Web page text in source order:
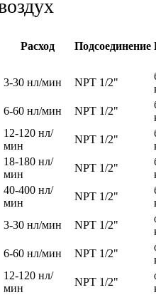
Расход Подсоединение
3-30 нл/мин NPT 1/2"
6-60 нл/мин NPT 1/2"
12-120 нл/
мин
NPT 1/2"
18-180 нл/
мин
NPT 1/2"
40-400 нл/
мин
NPT 1/2"
3-30 нл/мин NPT 1/2"
6-60 нл/мин NPT 1/2"
12-120 нл/
мин
NPT 1/2"